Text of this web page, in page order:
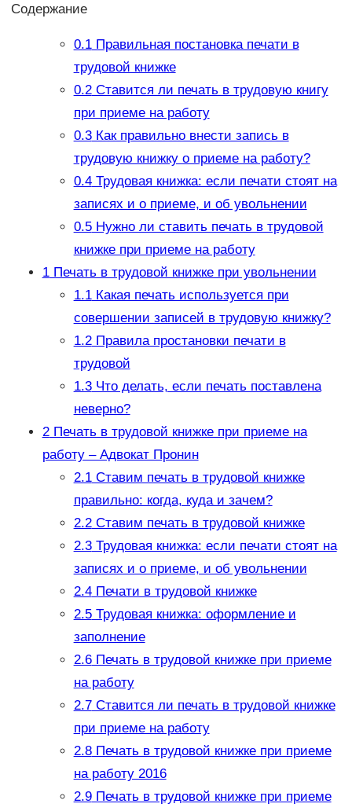
Содержание
0.1Правильная постановка печати в
трудовой книжке
0.2Ставится ли печать в трудовую книгу
при приеме на работу
0.3Как правильно внести запись в
трудовую книжку о приеме на работу?
0.4Трудовая книжка: если печати стоят на
записях и о приеме, и об увольнении
0.5Нужно ли ставить печать в трудовой
книжке при приеме на работу
1Печать в трудовой книжке при увольнении
1.1Какая печать используется при
совершении записей в трудовую книжку?
1.2Правила простановки печати в
трудовой
1.3Что делать, если печать поставлена
неверно?
2Печать в трудовой книжке при приеме на
работу – Адвокат Пронин
2.1Ставим печать в трудовой книжке
правильно: когда, куда и зачем?
2.2Ставим печать в трудовой книжке
2.3Трудовая книжка: если печати стоят на
записях и о приеме, и об увольнении
2.4Печати в трудовой книжке
2.5Трудовая книжка: оформление и
заполнение
2.6Печать в трудовой книжке при приеме
на работу
2.7Ставится ли печать в трудовой книжке
при приеме на работу
2.8Печать в трудовой книжке при приеме
на работу 2016
2.9Печать в трудовой книжке при приеме